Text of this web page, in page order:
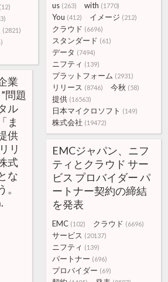
(12)
(2821)
us (263) with (1770)
You (412) イメージ (212)
クラウド (6696)
スタンダード (61)
データ (7494)
ニフティ (139)
プラットフォーム (2931)
リリース (8746) 今秋 (58)
提供 (16563)
日本マイクロソフト (149)
株式会社 (19472)
業
問題
ル
ま
供
リ
式
な
EMCジャパン、ニフ
ティとクラウド サー
ビス プロバイダー パ
ートナー契約の締結
を発表
EMC (102) クラウド (6696)
サービス (20137)
ニフティ (139)
パートナー (696)
プロバイダー (69)